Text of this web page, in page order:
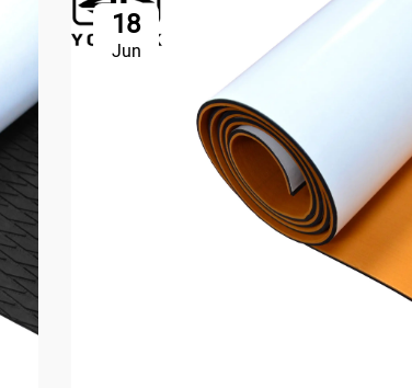
18
Jun